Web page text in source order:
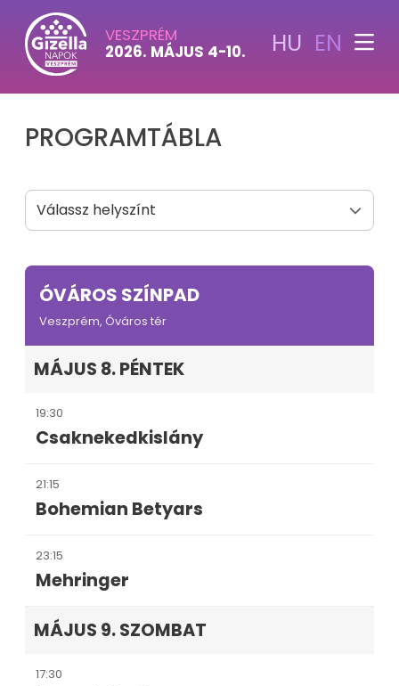
VESZPRÉM
2026. MÁJUS 4-10. HU EN
PROGRAMTÁBLA
ÓVÁROS SZÍNPAD
Veszprém, Óváros tér
MÁJUS 8. PÉNTEK
19:30
Csaknekedkislány
21:15
Bohemian Betyars
23:15
Mehringer
MÁJUS 9. SZOMBAT
17:30